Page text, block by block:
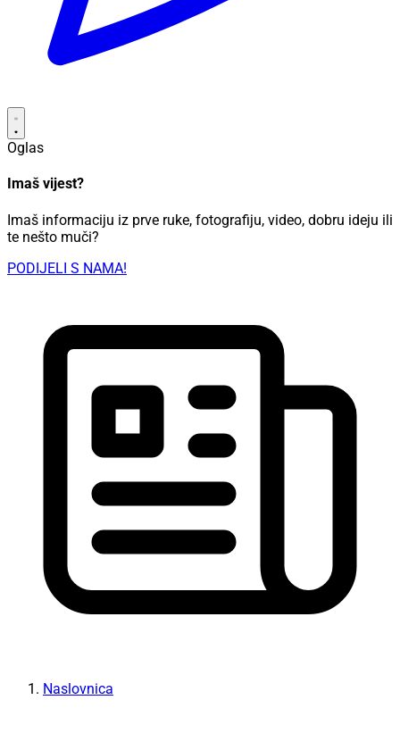
Oglas
Imaš vijest?
Imaš informaciju iz prve ruke, fotografiju, video, dobru ideju ili
te nešto muči?
PODIJELI S NAMA!
Naslovnica